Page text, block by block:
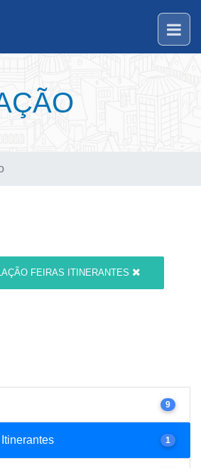
FEIRAS ITINERANTES
9
1